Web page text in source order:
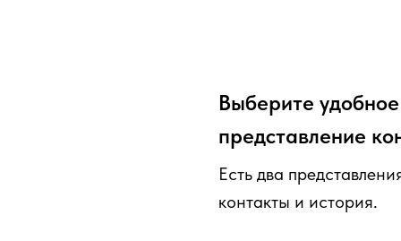
Есть два
контакты и история.
Выберите удобное
представление